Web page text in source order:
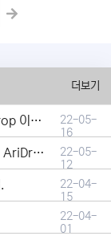
더보기
Meme Therapy x MetaBrickZ WL & AriDrop 이벤트 결과안내!
22-05-
16
Meme Therapy x MetaBrickZ 협업 & WL , AriDrop 이벤트 안내
22-05-
12
22-04-
15
22-04-
01